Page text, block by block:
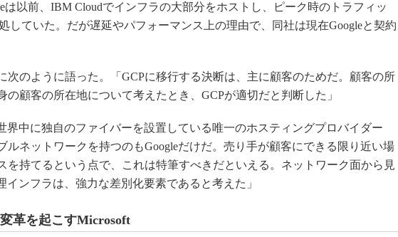
は以前、IBM Cloudでインフラの大部分をホストし、ピーク時のトラフィッ
していた。だが遅延やパフォーマンス上の理由で、同社は現在Googleと契約
のように語った。「GCPに移行する決断は、主に顧客のためだ。顧客の所
の顧客の所在地について考えたとき、GCPが適切だと判断した」
界中に独自のファイバーを設置している唯一のホスティングプロバイダー
ルネットワークを持つのもGoogleだけだ。売り手が顧客にできる限り近い場
を持てるという点で、これは特筆すべきだといえる。ネットワーク面から見
インフラは、強力な差別化要素であると考えた」
革を起こすMicrosoft